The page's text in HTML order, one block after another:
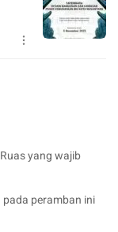
Ruas yang wajib
peramban ini